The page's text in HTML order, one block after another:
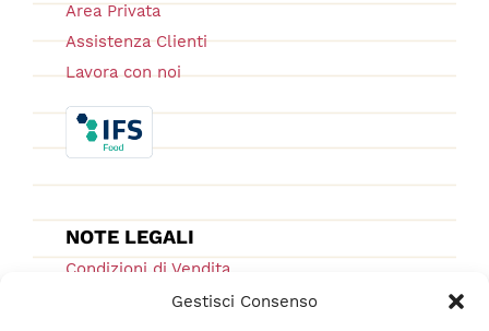
Gestisci Consenso
Area Privata
Assistenza Clienti
Lavora con noi
NOTE LEGALI
Condizioni di Vendita
Ordini e Spedizioni